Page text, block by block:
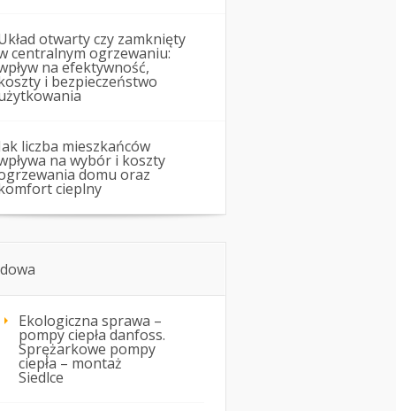
otwarty czy zamknięty
centralnym ogrzewaniu:
na efektywność,
i bezpieczeństwo
liczba mieszkańców
na wybór i koszty
domu oraz
cieplny
Ekologiczna sprawa –
pompy ciepła danfoss.
Sprężarkowe pompy
ciepła – montaż
Siedlce